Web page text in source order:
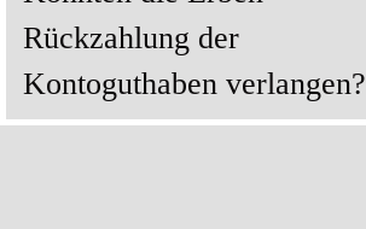
Rückzahlung der
Kontoguthaben verlangen?